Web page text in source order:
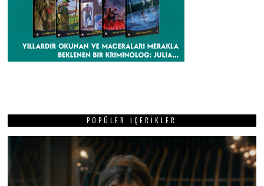
POPÜLER İÇERIKLER